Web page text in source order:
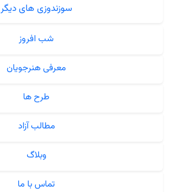
سوزندوزی های دیگر
شب افروز
معرفی هنرجویان
طرح ها
مطالب آزاد
وبلاگ
تماس با ما